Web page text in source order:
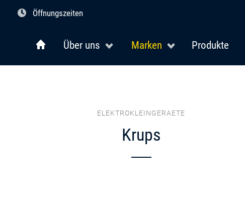
Öffnungszeiten
Über uns Marken Produkte
ELEKTROKLEINGERAETE
Krups